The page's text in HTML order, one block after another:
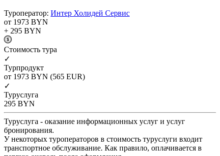
Туроператор: Интер Холидей Сервис
от 1973 BYN
+ 295 BYN
Cтоимость тура
✓
Турпродукт
от 1973 BYN (565 EUR)
✓
Туруслуга
295 BYN
Туруслуга - оказание информационных услуг и услуг
бронирования.
У некоторых туроператоров в стоимость туруслуги входит
транспортное обслуживание. Как правило, оплачивается в